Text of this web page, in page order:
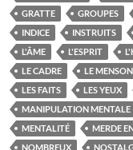
GRATTE
GROUPES
INDICE
INSTRUITS
L'ÂME
L'ESPRIT
LE CADRE
LE
LES FAITS
LES YEUX
MANIPULATION MENTALE
MENTALITÉ
MERDE
NOMBREUX